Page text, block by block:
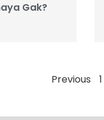
Gak?
Previous 1